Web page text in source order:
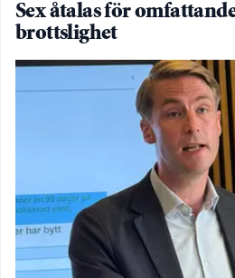
Sex åtalas för
brottslighet